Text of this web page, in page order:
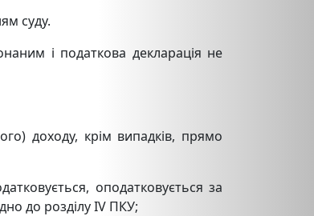
суду.
і податкова декларація не
доходу, крім випадків, прямо
оподатковується за
до розділу IV ПКУ;